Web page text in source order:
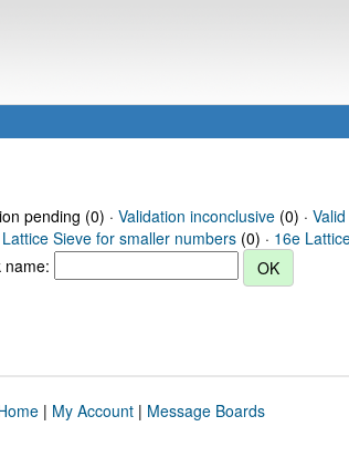
pending (0) · Validation inconclusive(0) · Valid
Sieve for smaller numbers (0) · 16e
name:
| My Account| Message Boards